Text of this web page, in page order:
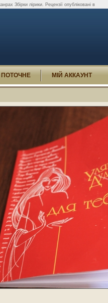
Збірки лірики. Рецензії опубліковані в
ПОТОЧНЕ МІЙ АККАУНТ